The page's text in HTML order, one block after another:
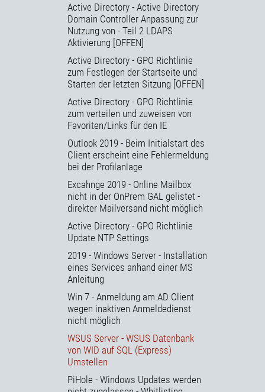
Active Directory - Active Directory
Domain Controller Anpassung zur
Nutzung von - Teil 2 LDAPS
Aktivierung [OFFEN]
Active Directory - GPO Richtlinie
zum Festlegen der Startseite und
Starten der letzten Sitzung [OFFEN]
Active Directory - GPO Richtlinie
zum verteilen und zuweisen von
Favoriten/Links für den IE
Outlook 2019 - Beim Initialstart des
Client erscheint eine Fehlermeldung
bei der Profilanlage
Excahnge 2019 - Online Mailbox
nicht in der OnPrem GAL gelistet -
direkter Mailversand nicht möglich
Active Directory - GPO Richtlinie
Update NTP Settings
2019 - Windows Server - Installation
eines Services anhand einer MS
Anleitung
Win 7 - Anmeldung am AD Client
wegen inaktiven Anmeldedienst
nicht möglich
WSUS Server - WSUS Datenbank
von WID auf SQL (Express)
Umstellen
PiHole - Windows Updates werden